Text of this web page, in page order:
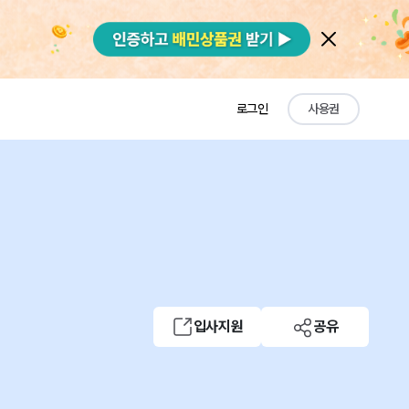
로그인 사용권
입사지원 공유